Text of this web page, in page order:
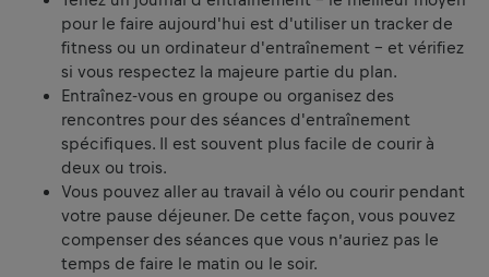
pour le faire aujourd'hui est d'utiliser un tracker de
fitness ou un ordinateur d'entraînement - et vérifiez
si vous respectez la majeure partie du plan.
Entraînez-vous en groupe ou organisez des
rencontres pour des séances d'entraînement
spécifiques. Il est souvent plus facile de courir à
deux ou trois.
Vous pouvez aller au travail à vélo ou courir pendant
votre pause déjeuner. De cette façon, vous pouvez
compenser des séances que vous n’auriez pas le
temps de faire le matin ou le soir.